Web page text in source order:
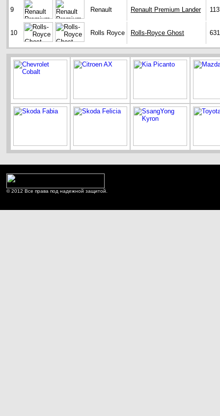
9 Renault Renault Premium Lander
10 Rolls Royce Rolls-Royce Ghost
© 2012 Все права под надежной защитой.